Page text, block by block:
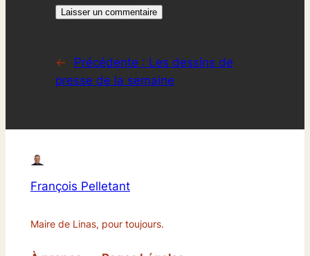
← Précédente : Les dessins de
presse de la semaine
François Pelletant
Maire de Linas, pour toujours.